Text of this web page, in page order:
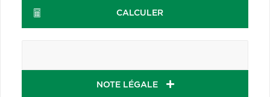
CALCULER
NOTE LÉGALE